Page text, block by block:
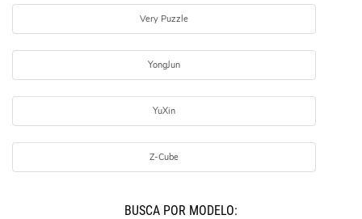
Very Puzzle
YongJun
YuXin
Z-Cube
BUSCÁ POR MODELO: